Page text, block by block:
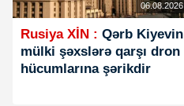
06.08.2026
Rusiya XİN : Qərb Kiyevin
mülki şəxslərə qarşı dron
hücumlarına şərikdir